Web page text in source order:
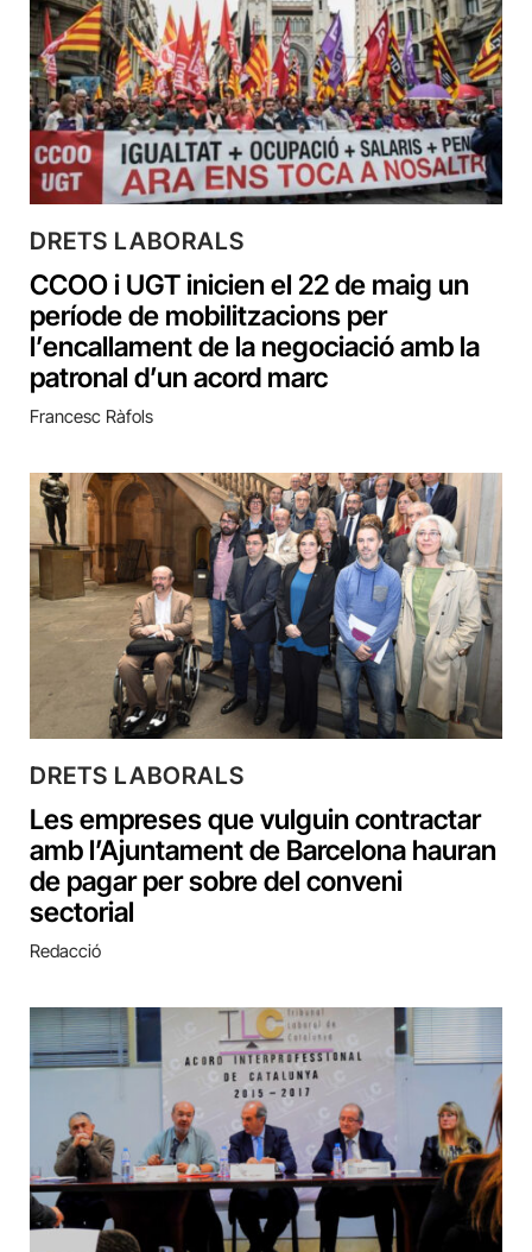
DRETS LABORALS
CCOO i UGT inicien el 22 de maig un
període de mobilitzacions per
l’encallament de la negociació amb la
patronal d’un acord marc
Francesc Ràfols
DRETS LABORALS
Les empreses que vulguin contractar
amb l’Ajuntament de Barcelona hauran
de pagar per sobre del conveni
sectorial
Redacció